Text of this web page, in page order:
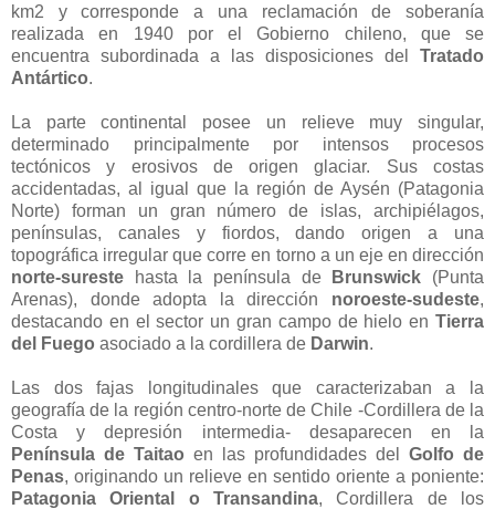
km2 y corresponde a una reclamación de soberanía
realizada en 1940 por el Gobierno chileno, que se
encuentra subordinada a las disposiciones del Tratado
Antártico.
La parte continental posee un relieve muy singular,
determinado principalmente por intensos procesos
tectónicos y erosivos de origen glaciar. Sus costas
accidentadas, al igual que la región de Aysén (Patagonia
Norte) forman un gran número de islas, archipiélagos,
penínsulas, canales y fiordos, dando origen a una
topográfica irregular que corre en torno a un eje en dirección
norte-sureste hasta la península de Brunswick (Punta
Arenas), donde adopta la dirección noroeste-sudeste,
destacando en el sector un gran campo de hielo en Tierra
del Fuego asociado a la cordillera de Darwin.
Las dos fajas longitudinales que caracterizaban a la
geografía de la región centro-norte de Chile -Cordillera de la
Costa y depresión intermedia- desaparecen en la
Península de Taitao en las profundidades del Golfo de
Penas, originando un relieve en sentido oriente a poniente:
Patagonia Oriental o Transandina, Cordillera de los